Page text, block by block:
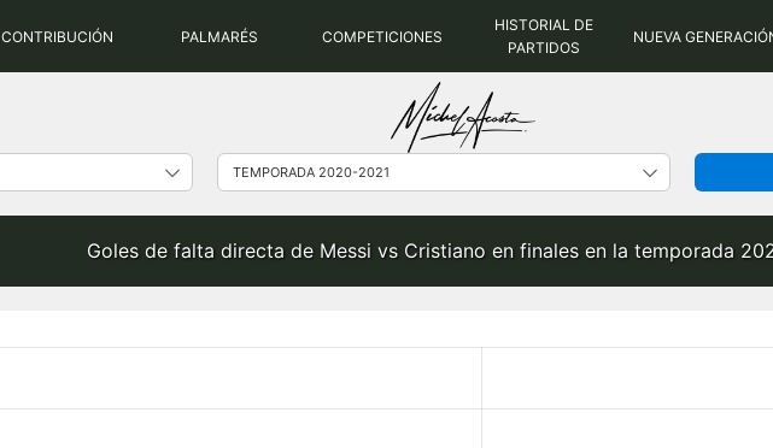
CONTRIBUCIÓN PALMARÉS COMPETICIONES
HISTORIAL DE
PARTIDOS
NUEVA
Goles de falta directa de Messi vs Cristiano en finales en la temporada